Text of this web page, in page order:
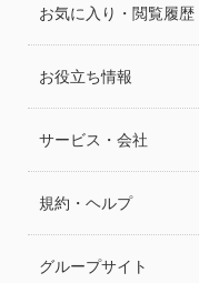
お気に入り・閲覧履歴
お役立ち情報
サービス・会社
規約・ヘルプ
グループサイト